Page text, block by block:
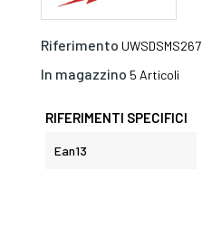
Riferimento UWSDSMS267
In magazzino 5 Articoli
RIFERIMENTI SPECIFICI
Ean13